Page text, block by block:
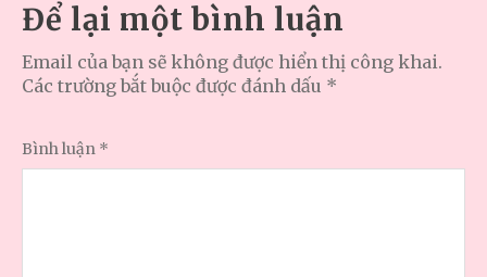
Để lại một bình luận
Email của bạn sẽ không được hiển thị công khai.
Các trường bắt buộc được đánh dấu *
Bình luận *